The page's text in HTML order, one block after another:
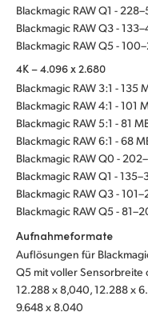
Blackmagic RAW Q1 -
Blackmagic RAW Q3 -
Blackmagic RAW Q5 -
4K – 4.096 x 2.680
Blackmagic RAW 3:1 - 135
Blackmagic RAW 4:1 - 101
Blackmagic RAW 5:1 - 81
Blackmagic RAW 6:1 - 68
Blackmagic RAW Q0 -
Blackmagic RAW Q1 -
Blackmagic RAW Q3 -
Blackmagic RAW Q5 -
Aufnahmeformate
Auflösungen für
Q5 mit voller Sensorbreite
12.288 x 8,040, 12.288 x
9.648 x 8.040